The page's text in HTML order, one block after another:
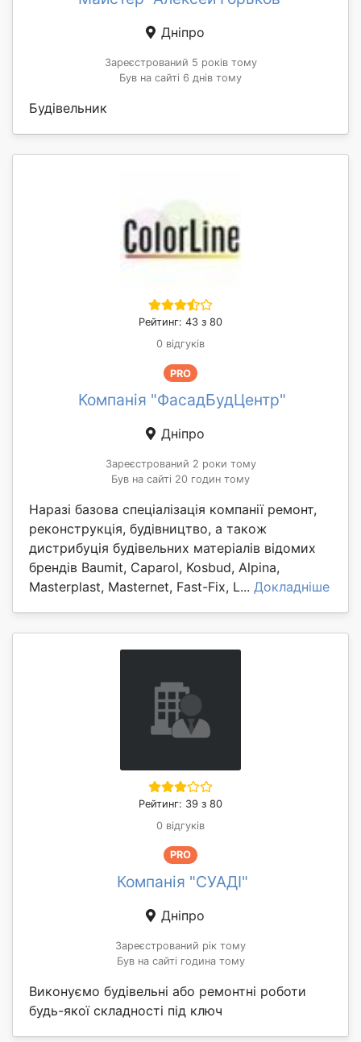
Дніпро
Зареєстрований 5 років тому
Був на сайті 6 днів тому
Будівельник
Рейтинг: 43 з 80
0 відгуків
PRO
Компанія "ФасадБудЦентр"
Дніпро
Зареєстрований 2 роки тому
Був на сайті 20 годин тому
Наразі базова спеціалізація компанії ремонт,
реконструкція, будівництво, а також
дистрибуція будівельних матеріалів відомих
брендів Baumit, Caparol, Kosbud, Alpina,
Masterplast, Masternet, Fast-Fix, L... Докладніше
Рейтинг: 39 з 80
0 відгуків
PRO
Компанія "СУАДІ"
Дніпро
Зареєстрований рік тому
Був на сайті година тому
Виконуємо будівельні або ремонтні роботи
будь-якої складності під ключ